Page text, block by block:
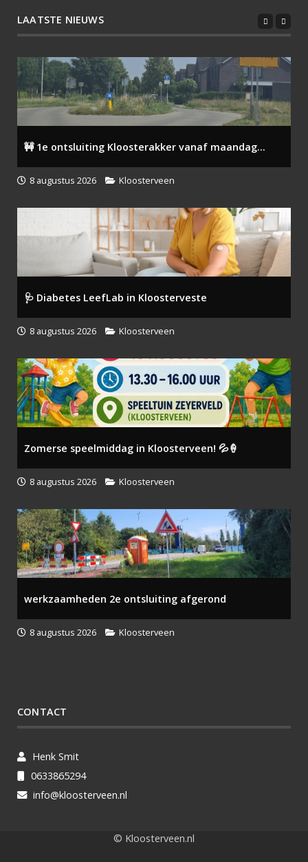
LAATSTE NIEUWS
🚧 1e ontsluiting Kloosterakker vanaf maandag...
8 augustus 2026 Kloosterveen
🩺 Diabetes LeefLab in Kloosterveste
8 augustus 2026 Kloosterveen
Zomerse speelmiddag in Kloosterveen! 💦🍦
8 augustus 2026 Kloosterveen
werkzaamheden 2e ontsluiting afgerond
8 augustus 2026 Kloosterveen
CONTACT
Henk Smit
0633865294
info@kloosterveen.nl
© Kloosterveen.nl